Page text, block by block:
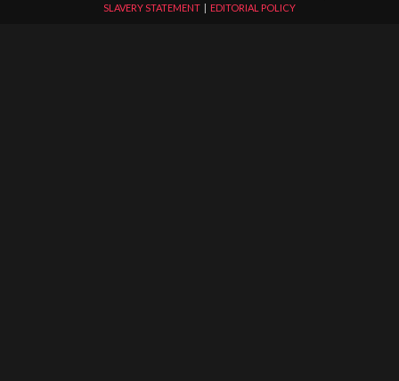
SLAVERY STATEMENT| EDITORIAL POLICY